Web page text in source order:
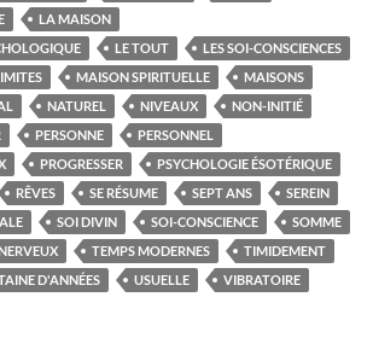
LA MAISON
LE TOUT
LES SOI-CONSCIENCES
MAISON SPIRITUELLE
MAISONS
NATUREL NIVEAUX
NON-INITIÉ
PERSONNE
PERSONNEL
PROGRESSER
PSYCHOLOGIE ÉSOTÉRIQUE
RÊVES SE RÉSUME SEPT ANS
SEREIN
SOI DIVIN SOI-CONSCIENCE
SOMME
TEMPS MODERNES
TIMIDEMENT
D'ANNÉES USUELLE
VIBRATOIRE